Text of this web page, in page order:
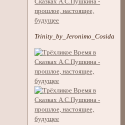
Trinity_by_Jeronimo_Cosida